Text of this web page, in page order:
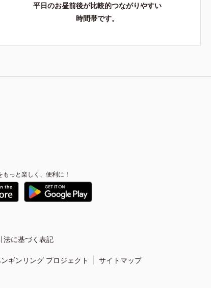
平日のお昼前後が比較的つながりやすい
時間帯です。
もっと楽しく、便利に！
法に基づく表記
ギンリング プロジェクト サイトマップ